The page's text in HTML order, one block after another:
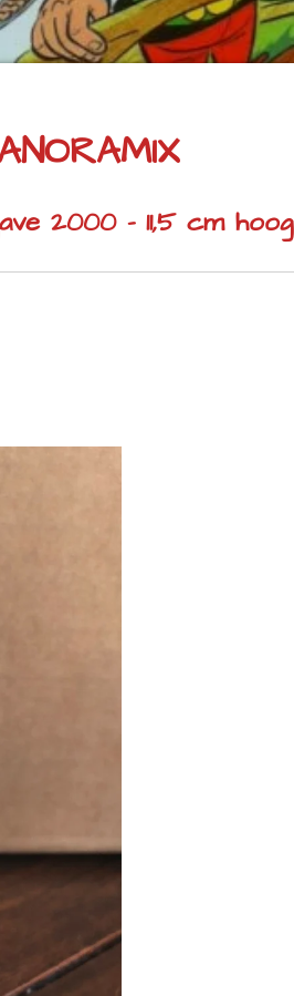
2000 - 11,5 cm hoog